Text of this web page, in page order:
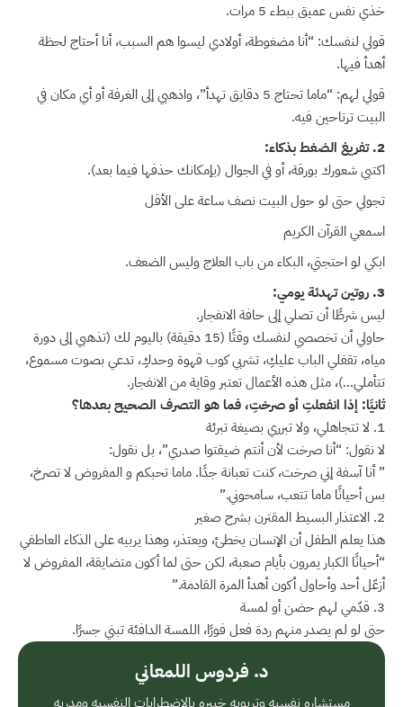
خذي نفس عميق ببطء 5 مرات.
قولي لنفسك: “أنا مضغوطة، أولادي ليسوا هم السبب، أنا أحتاج لحظة
أهدأ فيها.
قولي لهم: “ماما تحتاج 5 دقايق تهدأ”، واذهبي إلى الغرفة أو أي مكان في
البيت ترتاحين فيه.
2. تفريغ الضغط بذكاء:
اكتبي شعورك بورقة، أو في الجوال (بإمكانك حذفها فيما بعد).
تجولي حتى لو حول البيت نصف ساعة على الأقل
اسمعي القرآن الكريم
ابكي لو احتجتي، البكاء من باب العلاج وليس الضعف.
3. روتين تهدئة يومي:
ليس شرطًا أن تصلي إلى حافة الانفجار.
حاولي أن تخصصي لنفسك وقتًا (15 دقيقة) باليوم لك (تذهبي إلى دورة
مياه، تقفلي الباب عليكِ، تشربي كوب قهوة وحدكِ، تدعي بصوت مسموع،
تتأملي…)، مثل هذه الأعمال تعتبر وقاية من الانفجار.
ثانيًا: إذا انفعلتِ أو صرختِ، فما هو التصرف الصحيح بعدها؟
1. لا تتجاهلي، ولا تبرري بصيغة تبرئة
لا نقول: “أنا صرخت لأن أنتم ضيقتوا صدري”، بل نقول:
” أنا آسفة إني صرخت، كنت تعبانة جدًا. ماما تحبكم و المفروض لا تصرخ،
بس أحيانًا ماما تتعب، سامحوني.”
2. الاعتذار البسيط المقترن بشرح صغير
هذا يعلم الطفل أن الإنسان يخطئ، ويعتذر، وهذا يربيه على الذكاء العاطفي
“أحيانًا الكبار يمرون بأيام صعبة، لكن حتى لما أكون متضايقة، المفروض لا
أزعّل أحد وأحاول أكون أهدأ المرة القادمة.”
3. قدّمي لهم حضن أو لمسة
حتى لو لم يصدر منهم ردة فعل فورًا، اللمسة الدافئة تبني جسرًا.
د. فردوس اللمعاني
مستشاره نفسيه وتربويه خبيره بالاضطرابات النفسيه ومدربه